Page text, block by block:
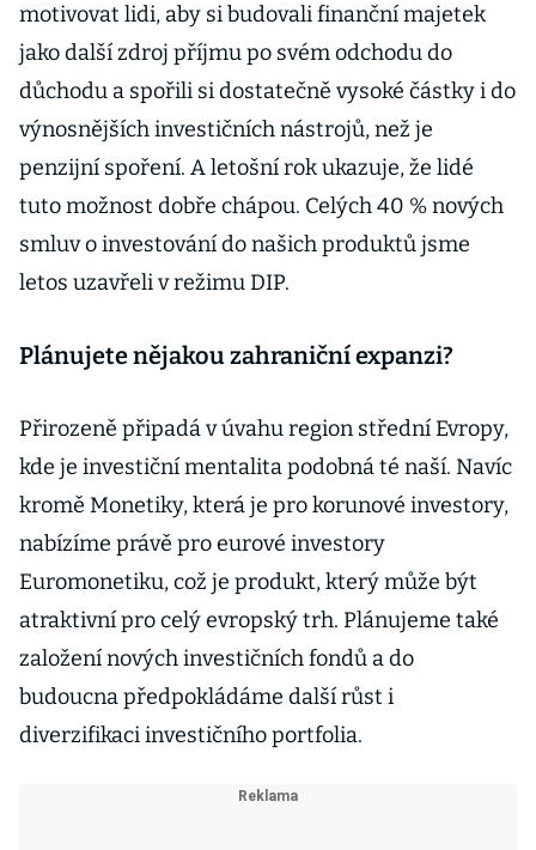
motivovat lidi, aby si budovali finanční majetek
jako další zdroj příjmu po svém odchodu do
důchodu a spořili si dostatečně vysoké částky i do
výnosnějších investičních nástrojů, než je
penzijní spoření. A letošní rok ukazuje, že lidé
tuto možnost dobře chápou. Celých 40 % nových
smluv o investování do našich produktů jsme
letos uzavřeli v režimu DIP.
Plánujete nějakou zahraniční expanzi?
Přirozeně připadá v úvahu region střední Evropy,
kde je investiční mentalita podobná té naší. Navíc
kromě Monetiky, která je pro korunové investory,
nabízíme právě pro eurové investory
Euromonetiku, což je produkt, který může být
atraktivní pro celý evropský trh. Plánujeme také
založení nových investičních fondů a do
budoucna předpokládáme další růst i
diverzifikaci investičního portfolia.